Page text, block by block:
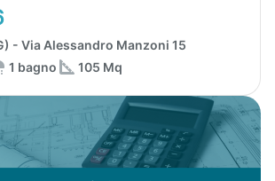
- Via Alessandro Manzoni 15
1 bagno 105 Mq